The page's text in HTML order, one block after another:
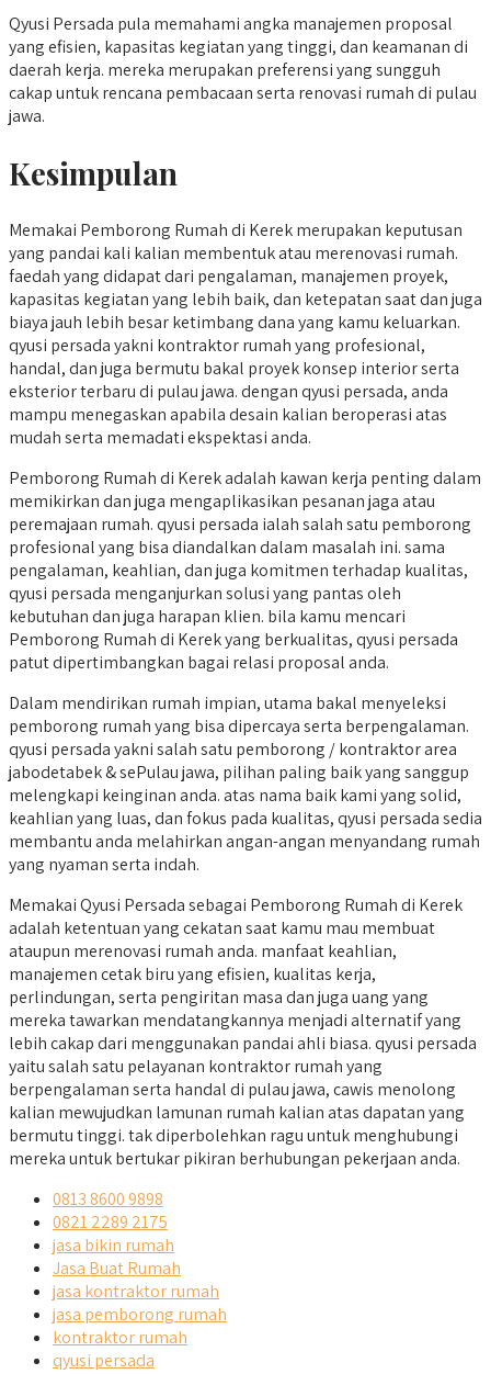
Qyusi Persada pula memahami angka manajemen proposal
yang efisien, kapasitas kegiatan yang tinggi, dan keamanan di
daerah kerja. mereka merupakan preferensi yang sungguh
cakap untuk rencana pembacaan serta renovasi rumah di pulau
jawa.
Kesimpulan
Memakai Pemborong Rumah di Kerek merupakan keputusan
yang pandai kali kalian membentuk atau merenovasi rumah.
faedah yang didapat dari pengalaman, manajemen proyek,
kapasitas kegiatan yang lebih baik, dan ketepatan saat dan juga
biaya jauh lebih besar ketimbang dana yang kamu keluarkan.
qyusi persada yakni kontraktor rumah yang profesional,
handal, dan juga bermutu bakal proyek konsep interior serta
eksterior terbaru di pulau jawa. dengan qyusi persada, anda
mampu menegaskan apabila desain kalian beroperasi atas
mudah serta memadati ekspektasi anda.
Pemborong Rumah di Kerek adalah kawan kerja penting dalam
memikirkan dan juga mengaplikasikan pesanan jaga atau
peremajaan rumah. qyusi persada ialah salah satu pemborong
profesional yang bisa diandalkan dalam masalah ini. sama
pengalaman, keahlian, dan juga komitmen terhadap kualitas,
qyusi persada menganjurkan solusi yang pantas oleh
kebutuhan dan juga harapan klien. bila kamu mencari
Pemborong Rumah di Kerek yang berkualitas, qyusi persada
patut dipertimbangkan bagai relasi proposal anda.
Dalam mendirikan rumah impian, utama bakal menyeleksi
pemborong rumah yang bisa dipercaya serta berpengalaman.
qyusi persada yakni salah satu pemborong / kontraktor area
jabodetabek & sePulau jawa, pilihan paling baik yang sanggup
melengkapi keinginan anda. atas nama baik kami yang solid,
keahlian yang luas, dan fokus pada kualitas, qyusi persada sedia
membantu anda melahirkan angan-angan menyandang rumah
yang nyaman serta indah.
Memakai Qyusi Persada sebagai Pemborong Rumah di Kerek
adalah ketentuan yang cekatan saat kamu mau membuat
ataupun merenovasi rumah anda. manfaat keahlian,
manajemen cetak biru yang efisien, kualitas kerja,
perlindungan, serta pengiritan masa dan juga uang yang
mereka tawarkan mendatangkannya menjadi alternatif yang
lebih cakap dari menggunakan pandai ahli biasa. qyusi persada
yaitu salah satu pelayanan kontraktor rumah yang
berpengalaman serta handal di pulau jawa, cawis menolong
kalian mewujudkan lamunan rumah kalian atas dapatan yang
bermutu tinggi. tak diperbolehkan ragu untuk menghubungi
mereka untuk bertukar pikiran berhubungan pekerjaan anda.
0813 8600 9898
0821 2289 2175
jasa bikin rumah
Jasa Buat Rumah
jasa kontraktor rumah
jasa pemborong rumah
kontraktor rumah
qyusi persada